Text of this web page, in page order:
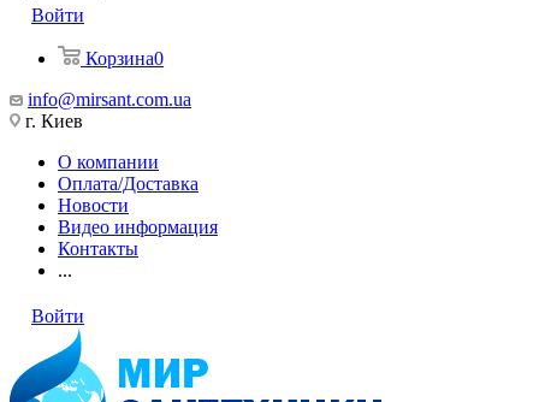
Войти
Корзина0
info@mirsant.com.ua
г. Киев
О компании
Оплата/Доставка
Новости
Видео информация
Контакты
...
Войти